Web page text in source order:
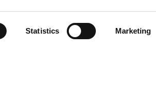
Statistics Marketing
Über Uns
Scheer Group